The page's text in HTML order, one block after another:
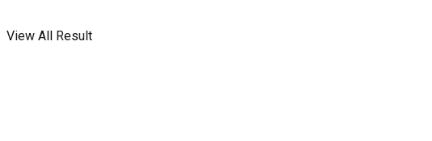
View All Result